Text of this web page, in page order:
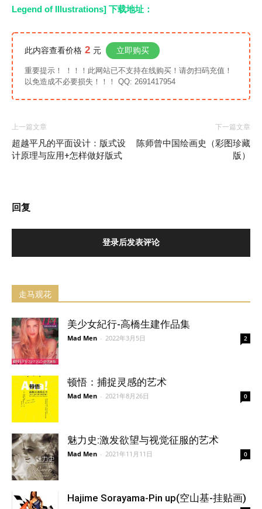
Legend of Illustrations] 下载地址：
此内容查看价格 2 元 立即购买
重要提示！ ！！！此网站已不支持在线购买！请勿扫码充值！
以免造成不必要损失！！！ QQ: 2691417954
上一篇文章
超越平凡的平面设计：版式设
计原理与应用+怎样做好版式
下一篇文章
陈师曾中国绘画史（彩图珍藏
版）
回复
登录后发表评论
走马观花
美少女紀行-高橋生建作品集
Mad Men - 2022年3月5日 2
顿悟：捕捉灵感的艺术
Mad Men - 2021年8月26日 0
魅力史:激发欲望与视觉征服的艺术
Mad Men - 2021年11月11日 0
Hajime Sorayama-Pin up(空山基-挂贴画)